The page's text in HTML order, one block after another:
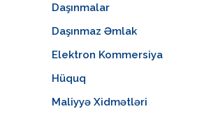
Daşınmalar
Daşınmaz Əmlak
Elektron Kommersiya
Hüquq
Maliyyə Xidmətləri